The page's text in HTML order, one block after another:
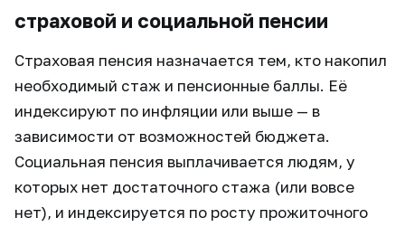
страховой и социальной пенсии
Страховая пенсия назначается тем, кто накопил
необходимый стаж и пенсионные баллы. Её
индексируют по инфляции или выше — в
зависимости от возможностей бюджета.
Социальная пенсия выплачивается людям, у
которых нет достаточного стажа (или вовсе
нет), и индексируется по росту прожиточного